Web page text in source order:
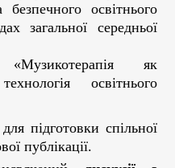
освітнього
загальної середньої
як
освітнього
підготовки спільної
публікації.